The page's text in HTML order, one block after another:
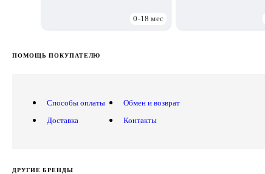
0-18 мес
ПОМОЩЬ ПОКУПАТЕЛЮ
Способы оплаты
Доставка
Обмен и возврат
Контакты
ДРУГИЕ БРЕНДЫ